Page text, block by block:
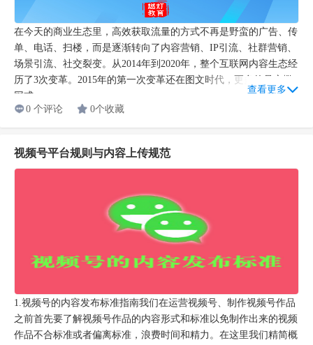
在今天的商业生态里，高效获取流量的方式不再是野蛮的广告、传
单、电话、扫楼，而是逐渐转向了内容营销、IP引流、社群营销、
场景引流、社交裂变。从2014年到2020年，整个互联网内容生态经
历了3次变革。2015年的第一次变革还在图文时代，更多的是广撒
网式...
查看更多
0 个评论
0个收藏
视频号平台规则与内容上传规范
1.视频号的内容发布标准指南我们在运营视频号、制作视频号作品
之前首先要了解视频号作品的内容形式和标准以免制作出来的视频
作品不合标准或者偏离标准，浪费时间和精力。在这里我们精简概